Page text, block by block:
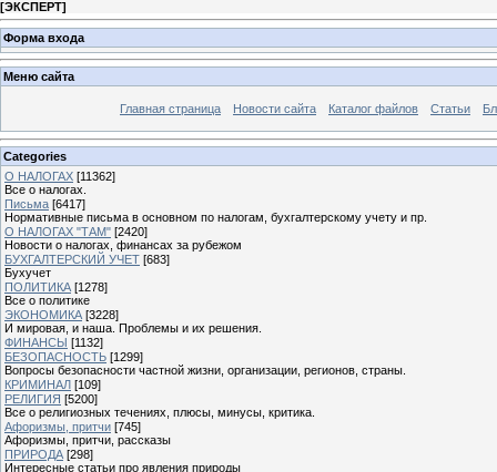
[ЭКСПЕРТ]
Форма входа
Меню сайта
Главная страница Новости сайта Каталог файлов Статьи
Categories
О НАЛОГАХ [11362]
Все о налогах.
Письма [6417]
Нормативные письма в основном по налогам, бухгалтерскому учету и пр.
О НАЛОГАХ "ТАМ" [2420]
Новости о налогах, финансах за рубежом
БУХГАЛТЕРСКИЙ УЧЕТ [683]
Бухучет
ПОЛИТИКА [1278]
Все о политике
ЭКОНОМИКА [3228]
И мировая, и наша. Проблемы и их решения.
ФИНАНСЫ [1132]
БЕЗОПАСНОСТЬ [1299]
Вопросы безопасности частной жизни, организации, регионов, страны.
КРИМИНАЛ [109]
РЕЛИГИЯ [5200]
Все о религиозных течениях, плюсы, минусы, критика.
Афоризмы, притчи [745]
Афоризмы, притчи, рассказы
ПРИРОДА [298]
Интересные статьи про явления природы